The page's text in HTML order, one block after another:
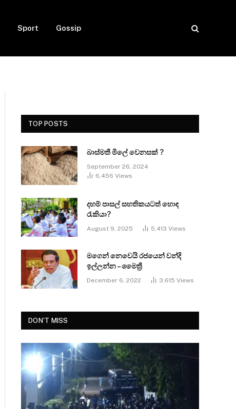
Sport Gossip
TOP POSTS
බාස්මතී මිලේ වෙනසක් ?
September 26, 2024
6,456 Views
දහම් පාසල් සහතිකයටත් හොඳ
රැකියා?
August 9, 2025 5,413 Views
මගෙන් නෙවෙයි රජයෙන් වන්දි
ඉල්ලන්න – මෛත්‍රී
December 6, 2022 3,615 Views
DON'T MISS